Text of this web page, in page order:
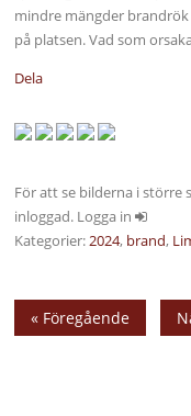
mindre mängder
på platsen. Vad som
Dela
För att se bilderna i större
inloggad. Logga in
Kategorier:2024, brand,
« Föregående